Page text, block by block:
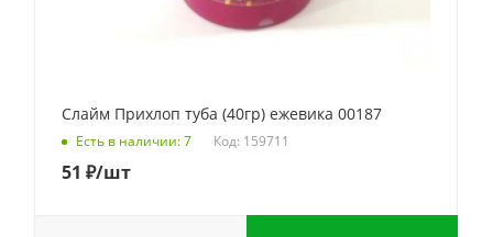
Слайм Прихлоп туба (40гр) ежевика 00187
Есть в наличии: 7 Код: 159711
51 ₽/шт